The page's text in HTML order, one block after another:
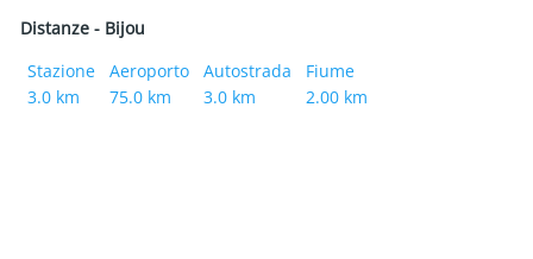
Distanze - Bijou
Stazione
3.0 km
Aeroporto
75.0 km
Autostrada
3.0 km
Fiume
2.00 km